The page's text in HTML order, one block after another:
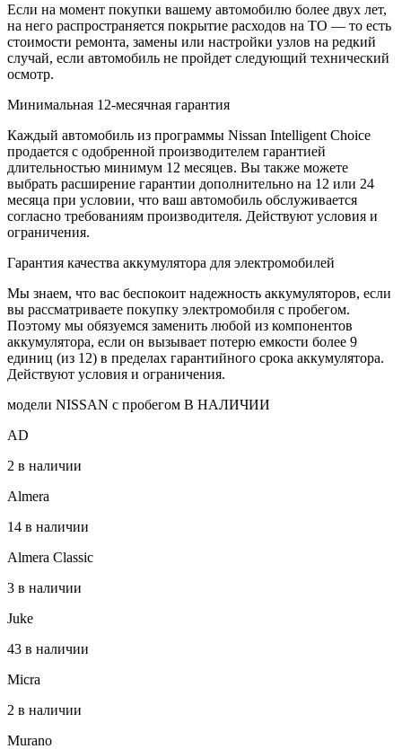
Если на момент покупки вашему автомобилю более двух лет,
на него распространяется покрытие расходов на ТО — то есть
стоимости ремонта, замены или настройки узлов на редкий
случай, если автомобиль не пройдет следующий технический
осмотр.
Минимальная 12-месячная гарантия
Каждый автомобиль из программы Nissan Intelligent Choice
продается с одобренной производителем гарантией
длительностью минимум 12 месяцев. Вы также можете
выбрать расширение гарантии дополнительно на 12 или 24
месяца при условии, что ваш автомобиль обслуживается
согласно требованиям производителя. Действуют условия и
ограничения.
Гарантия качества аккумулятора для электромобилей
Мы знаем, что вас беспокоит надежность аккумуляторов, если
вы рассматриваете покупку электромобиля с пробегом.
Поэтому мы обязуемся заменить любой из компонентов
аккумулятора, если он вызывает потерю емкости более 9
единиц (из 12) в пределах гарантийного срока аккумулятора.
Действуют условия и ограничения.
модели NISSAN с пробегом В НАЛИЧИИ
AD
2 в наличии
Almera
14 в наличии
Almera Classic
3 в наличии
Juke
43 в наличии
Micra
2 в наличии
Murano